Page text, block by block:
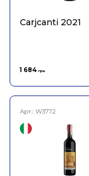
Carjcanti 2021
1 684 грн.
Арт.: W3772